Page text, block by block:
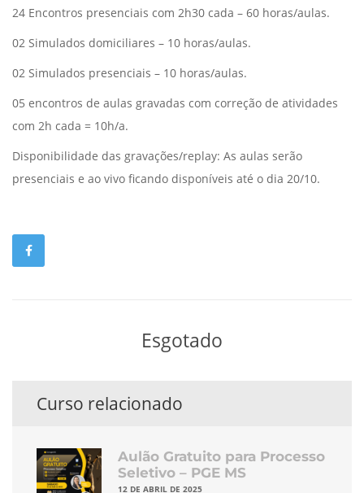
24 Encontros presenciais com 2h30 cada – 60 horas/aulas.
02 Simulados domiciliares – 10 horas/aulas.
02 Simulados presenciais – 10 horas/aulas.
05 encontros de aulas gravadas com correção de atividades
com 2h cada = 10h/a.
Disponibilidade das gravações/replay: As aulas serão
presenciais e ao vivo ficando disponíveis até o dia 20/10.
Esgotado
Curso relacionado
Aulão Gratuito para Processo
Seletivo – PGE MS
12 DE ABRIL DE 2025